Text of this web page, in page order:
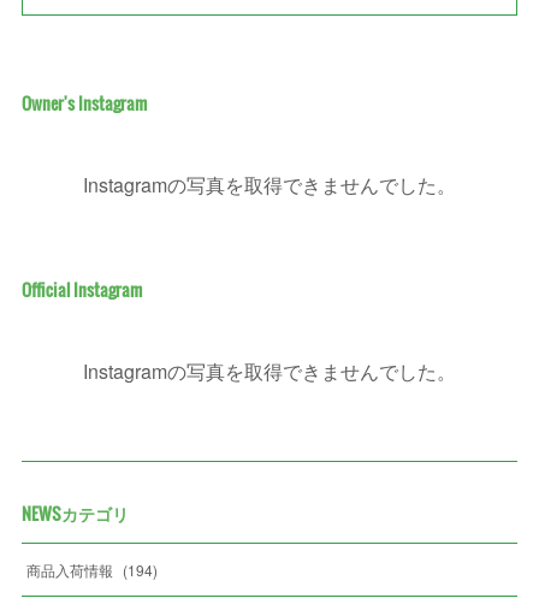
Owner's Instagram
Instagramの写真を取得できませんでした。
Official Instagram
Instagramの写真を取得できませんでした。
NEWSカテゴリ
商品入荷情報 (194)